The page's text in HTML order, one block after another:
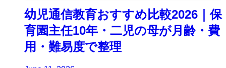
幼児通信教育おすすめ比較2026｜保
育園主任10年・二児の母が月齢・費
用・難易度で整理